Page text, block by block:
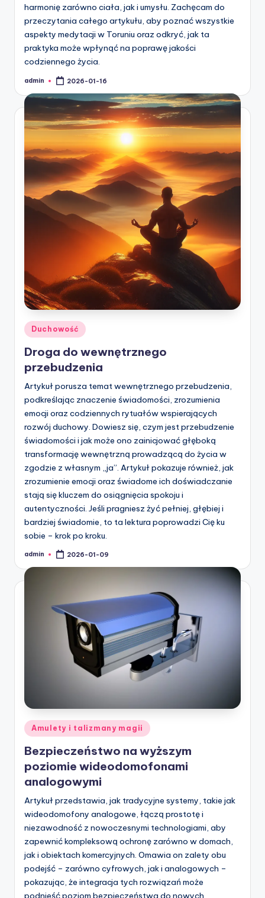
harmonię zarówno ciała, jak i umysłu. Zachęcam do
przeczytania całego artykułu, aby poznać wszystkie
aspekty medytacji w Toruniu oraz odkryć, jak ta
praktyka może wpłynąć na poprawę jakości
codziennego życia.
Posted
admin 2026-01-16
Posted
in
Duchowość
Droga do wewnętrznego
przebudzenia
Artykuł porusza temat wewnętrznego przebudzenia,
podkreślając znaczenie świadomości, zrozumienia
emocji oraz codziennych rytuałów wspierających
rozwój duchowy. Dowiesz się, czym jest przebudzenie
świadomości i jak może ono zainicjować głęboką
transformację wewnętrzną prowadzącą do życia w
zgodzie z własnym „ja”. Artykuł pokazuje również, jak
zrozumienie emocji oraz świadome ich doświadczanie
stają się kluczem do osiągnięcia spokoju i
autentyczności. Jeśli pragniesz żyć pełniej, głębiej i
bardziej świadomie, to ta lektura poprowadzi Cię ku
sobie – krok po kroku.
Posted
admin 2026-01-09
Posted
in
Amulety i talizmany magii
Bezpieczeństwo na wyższym
poziomie wideodomofonami
analogowymi
Artykuł przedstawia, jak tradycyjne systemy, takie jak
wideodomofony analogowe, łączą prostotę i
niezawodność z nowoczesnymi technologiami, aby
zapewnić kompleksową ochronę zarówno w domach,
jak i obiektach komercyjnych. Omawia on zalety obu
podejść – zarówno cyfrowych, jak i analogowych –
pokazując, że integracja tych rozwiązań może
podnieść poziom bezpieczeństwa do nowych